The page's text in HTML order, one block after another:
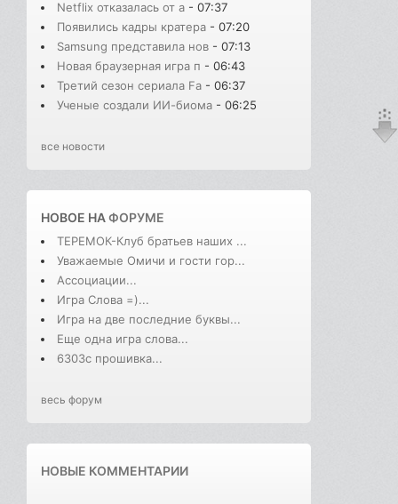
Netflix отказалась от а - 07:37
Появились кадры кратера - 07:20
Samsung представила нов - 07:13
Новая браузерная игра п - 06:43
Третий сезон сериала Fa - 06:37
Ученые создали ИИ-биома - 06:25
все новости
НОВОЕ НАФОРУМЕ
ТЕРЕМОК-Клуб братьев наших ...
Уважаемые Омичи и гости гор...
Ассоциации...
Игра Слова =)...
Игра на две последние буквы...
Еще одна игра слова...
6303с прошивка...
весь форум
НОВЫЕ КОММЕНТАРИИ